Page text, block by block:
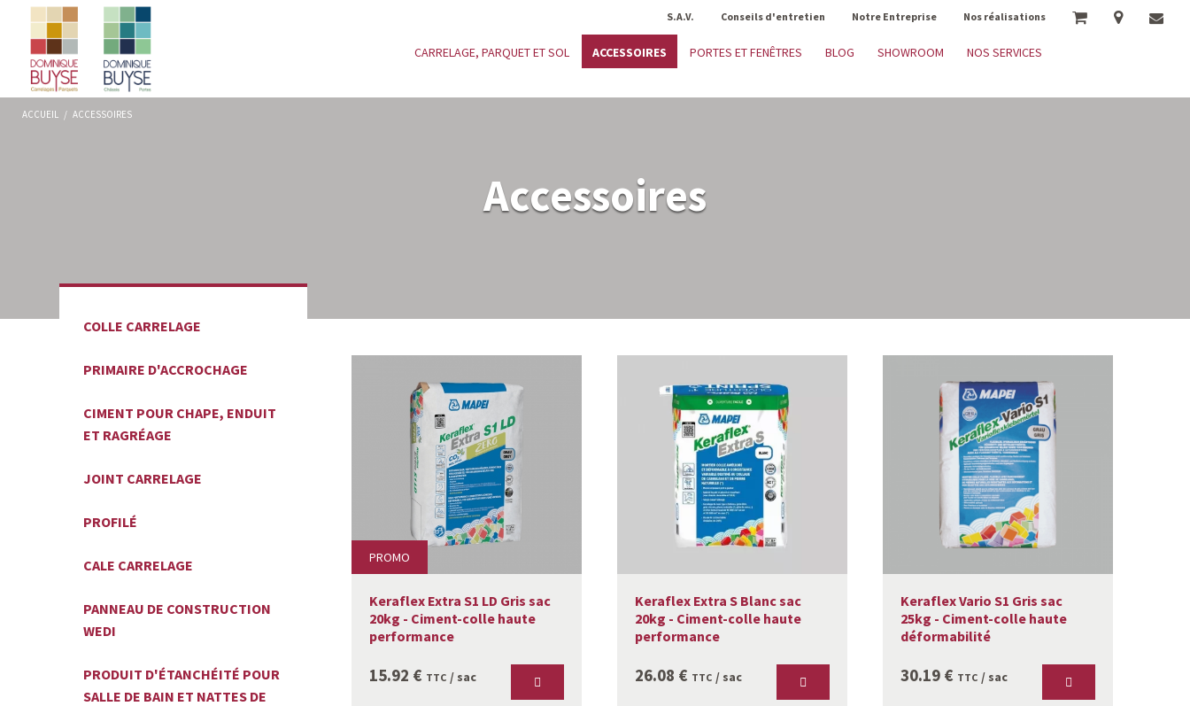
S.A.V. Conseils d'entretien Notre Entreprise Nos réalisations
CARRELAGE, PARQUET ET SOL ACCESSOIRES PORTES ET FENÊTRES BLOG SHOWROOM NOS SERVICES
ACCUEIL / ACCESSOIRES
Accessoires
COLLE CARRELAGE
PRIMAIRE D'ACCROCHAGE
CIMENT POUR CHAPE, ENDUIT
ET RAGRÉAGE
JOINT CARRELAGE
PROFILÉ
CALE CARRELAGE
PANNEAU DE CONSTRUCTION
WEDI
PRODUIT D'ÉTANCHÉITÉ POUR
SALLE DE BAIN ET NATTES DE
PROMO
Keraflex Extra S1 LD Gris sac
20kg - Ciment-colle haute
performance
15.92 € TTC / sac
Keraflex Extra S Blanc sac
20kg - Ciment-colle haute
performance
26.08 € TTC / sac
Keraflex Vario S1 Gris sac
25kg - Ciment-colle haute
déformabilité
30.19 € TTC / sac